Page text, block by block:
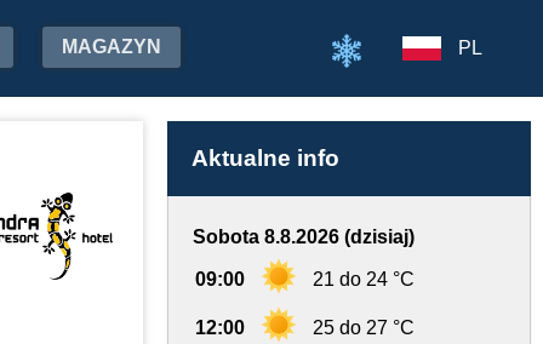
MAGAZYN PL
Aktualne info
Sobota 8.8.2026 (dzisiaj)
09:00 21 do 24 °C
12:00 25 do 27 °C